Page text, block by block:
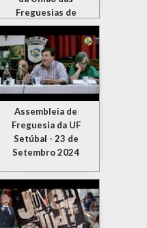
Freguesias de
Setúbal
Assembleia de
Freguesia da UF
Setúbal - 23 de
Setembro 2024